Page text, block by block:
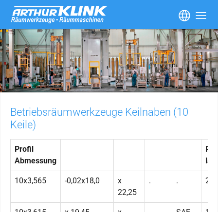
Skip to main content
Betriebsräumwerkzeuge Keilnaben (10
Keile)
Profil
Abmessung
10x3,565 -0,02x18,0
x
22,25
. . 20-